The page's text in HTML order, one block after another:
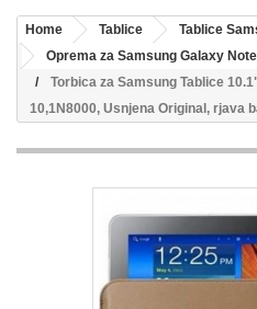
Home Tablice
Tablice
Oprema za Samsung Galaxy
Torbica za Samsung Tablice
10,1N8000, Usnjena Original, rjava